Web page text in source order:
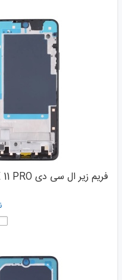
فریم زیر ال سی دی XIAOMI REDMI NOTE 11 PRO